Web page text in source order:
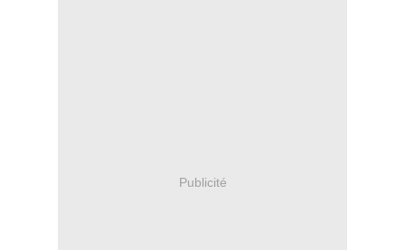
Publicité